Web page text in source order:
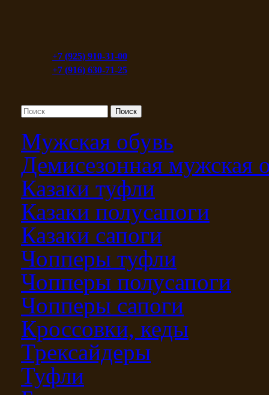
+7 (925) 910-31-00
+7 (916) 630-71-25
Мужская обувь
Демисезонная мужская
Казаки туфли
Казаки полусапоги
Казаки сапоги
Чопперы туфли
Чопперы полусапоги
Чопперы сапоги
Кроссовки, кеды
Трексайдеры
Туфли